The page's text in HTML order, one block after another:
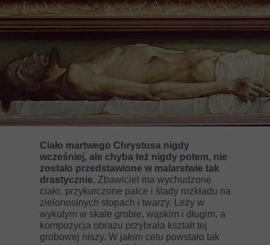
Ciało martwego Chrystusa nigdy
wcześniej, ale chyba też nigdy potem, nie
zostało przedstawione w malarstwie tak
drastycznie. Zbawiciel ma wychudzone
ciało, przykurczone palce i ślady rozkładu na
zielonosinych stopach i twarzy. Leży w
wykutym w skale grobie, wąskim i długim, a
kompozycja obrazu przybrała kształt tej
grobowej niszy. W jakim celu powstało tak